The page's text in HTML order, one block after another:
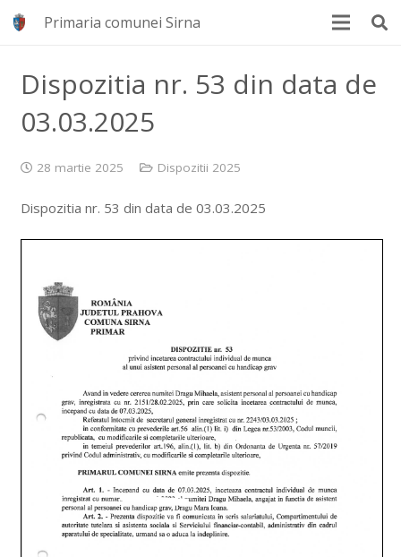
Primaria comunei Sirna
Dispozitia nr. 53 din data de
03.03.2025
28 martie 2025 Dispozitii 2025
Dispozitia nr. 53 din data de 03.03.2025